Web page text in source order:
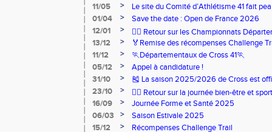
11/05 >
Le site du Comité d’Athlétisme 41 fait
01/04
>
Save the date : Open de France 2026
12/01
>
🏃‍♂️ Retour sur les Championnats
13/12
>
🏅Remise des récompenses Challenge
11/12
>
🏃Départementaux de Cross 41🏃
05/12
>
Appel à candidature !
31/10
>
🎽 La saison 2025/2026 de Cross est
23/10
>
🧘‍♀️ Retour sur la journée bien-être et
16/09
>
Journée Forme et Santé 2025
06/03
>
Saison Estivale 2025
15/12
>
Récompenses Challenge Trail